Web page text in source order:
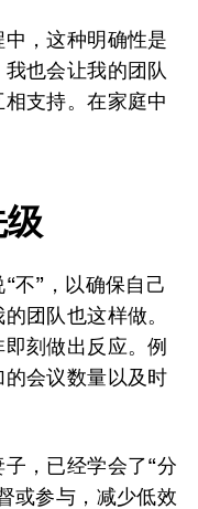
，这种明确性是
也会让我的团队
支持。在家庭中
不”，以确保自己
团队也这样做。
刻做出反应。例
会议数量以及时
，已经学会了“分
或参与，减少低效